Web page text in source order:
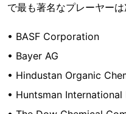
で最も著名なプレーヤー
• BASF Corporation
• Bayer AG
• Hindustan Organic
• Huntsman International